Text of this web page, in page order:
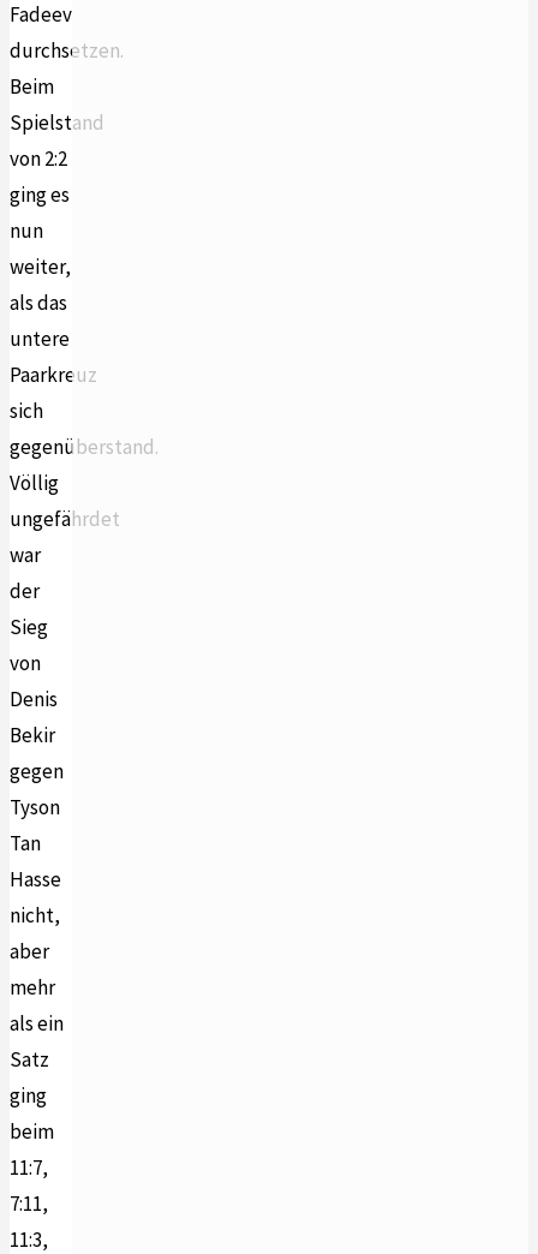
Fadeev
durchsetzen.
Beim
Spielstand
von 2:2
ging es
nun
weiter,
als das
untere
Paarkreuz
sich
gegenüberstand.
Völlig
ungefährdet
war
der
Sieg
von
Denis
Bekir
gegen
Tyson
Tan
Hasse
nicht,
aber
mehr
als ein
Satz
ging
beim
11:7,
7:11,
11:3,